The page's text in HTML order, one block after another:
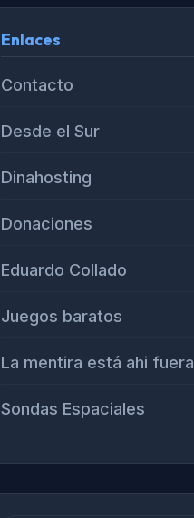
Enlaces
Contacto
Desde el Sur
Dinahosting
Donaciones
Eduardo Collado
Juegos baratos
La mentira está ahi fuera
Sondas Espaciales